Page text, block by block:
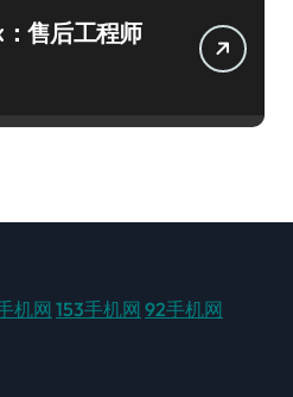
售后工程师
机网 153手机网 92手机网